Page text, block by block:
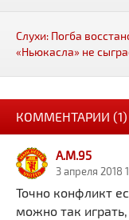
Слухи: Погба
«Ньюкасла» не
КОММЕНТАРИИ (1)
A.M.95
3 апреля 2018
Точно конфликт
можно так